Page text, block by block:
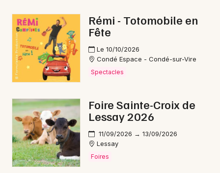
Rémi - Totomobile en
Fête
Le 10/10/2026
Condé Espace - Condé-sur-Vire
Spectacles
Foire Sainte-Croix de
Lessay 2026
11/09/2026 → 13/09/2026
Lessay
Foires